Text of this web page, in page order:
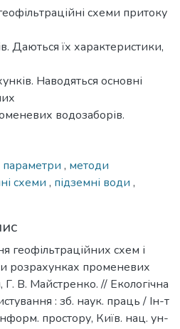
схеми притоку
Даються їх характеристики,
Наводяться основні
водозаборів.
параметри , методи
схеми , підземні води ,
геофільтраційних схем і
розрахунках променевих
Г. В. Майстренко. // Екологічна
: зб. наук. праць / Ін-т
простору, Київ. нац. ун-